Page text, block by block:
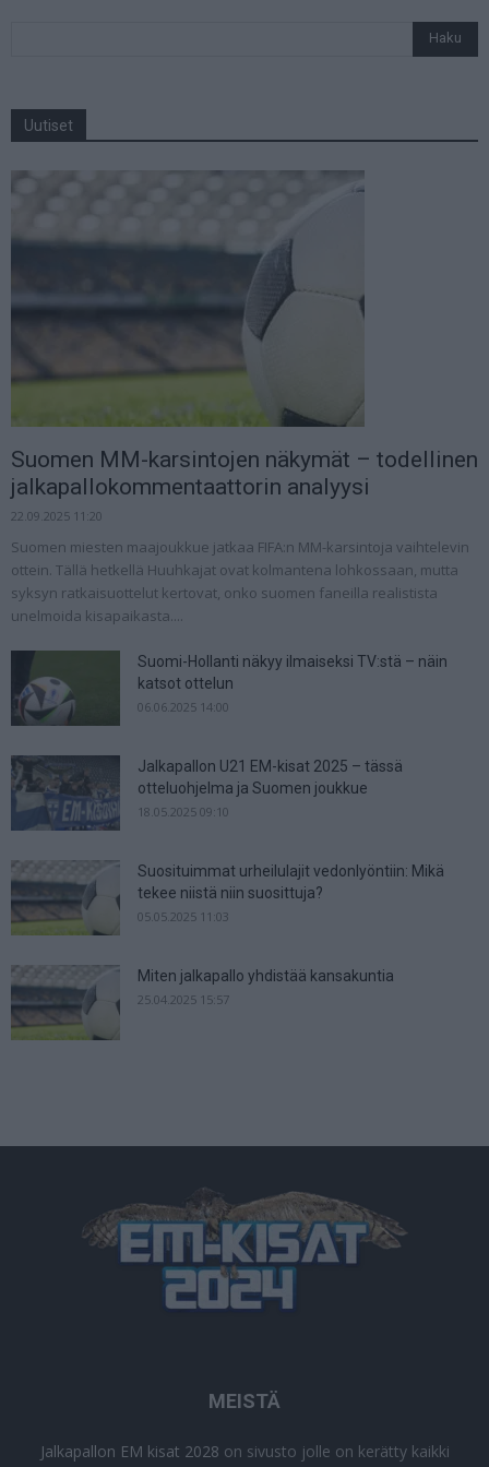
Uutiset
Suomen MM-karsintojen näkymät – todellinen
jalkapallokommentaattorin analyysi
22.09.2025 11:20
Suomen miesten maajoukkue jatkaa FIFA:n MM-karsintoja vaihtelevin
ottein. Tällä hetkellä Huuhkajat ovat kolmantena lohkossaan, mutta
syksyn ratkaisuottelut kertovat, onko suomen faneilla realistista
unelmoida kisapaikasta....
Suomi-Hollanti näkyy ilmaiseksi TV:stä – näin
katsot ottelun
06.06.2025 14:00
Jalkapallon U21 EM-kisat 2025 – tässä
otteluohjelma ja Suomen joukkue
18.05.2025 09:10
Suosituimmat urheilulajit vedonlyöntiin: Mikä
tekee niistä niin suosittuja?
05.05.2025 11:03
Miten jalkapallo yhdistää kansakuntia
25.04.2025 15:57
MEISTÄ
Jalkapallon EM kisat 2028 on sivusto jolle on kerätty kaikki